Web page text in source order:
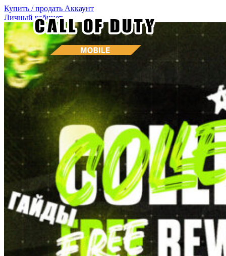
Купить / продать Аккаунт
Личный кабинет